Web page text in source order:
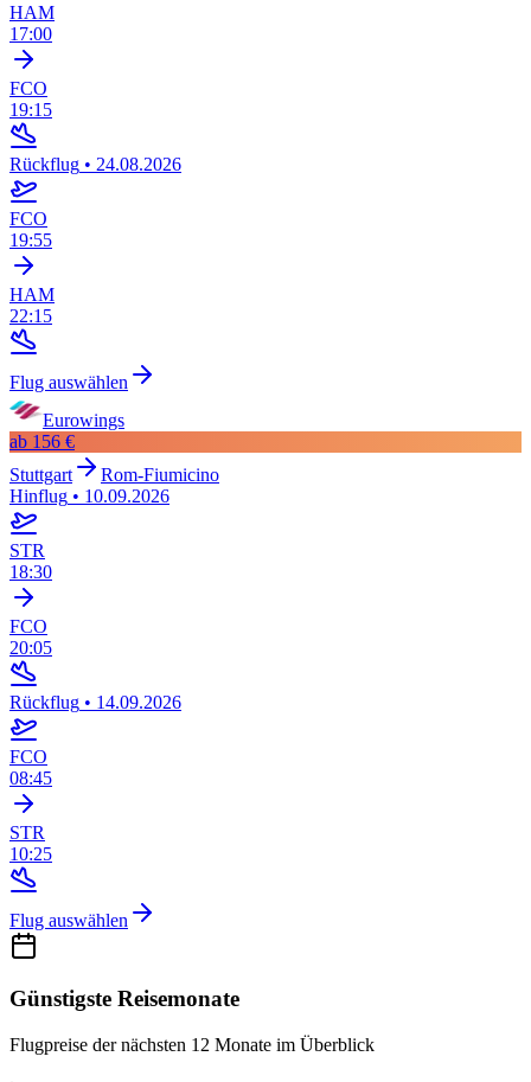
HAM
17:00
FCO
19:15
Rückflug • 24.08.2026
FCO
19:55
HAM
22:15
Flug auswählen
Eurowings
ab 156 €
Stuttgart
Rom-Fiumicino
Hinflug • 10.09.2026
STR
18:30
FCO
20:05
Rückflug • 14.09.2026
FCO
08:45
STR
10:25
Flug auswählen
Günstigste Reisemonate
Flugpreise der nächsten 12 Monate im Überblick